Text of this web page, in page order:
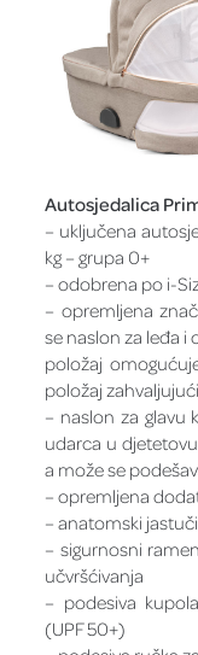
Autosjedalica
– uključena
kg – grupa 0+
– odobrena po i-
– opremljena
se naslon za leđa i
položaj
položaj
– naslon za glavu
udarca u
a može se
– opremljena
– anatomski
– sigurnosni
učvršćivanja
– podesiva
(UPF 50+)